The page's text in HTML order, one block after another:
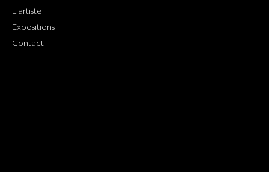
L'artiste
Expositions
Contact